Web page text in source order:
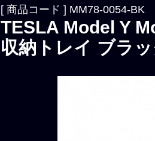
[ 商品コード ] MM78-0054-BK
TESLA Model Y
収納トレイ ブラ